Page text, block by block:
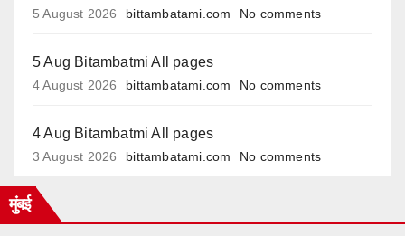
5 August 2026 bittambatami.com No comments
5 Aug Bitambatmi All pages
4 August 2026 bittambatami.com No comments
4 Aug Bitambatmi All pages
3 August 2026 bittambatami.com No comments
मुंबई